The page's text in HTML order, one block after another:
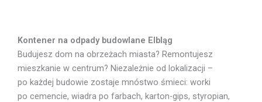
Kontener na odpady budowlane Elbląg
Budujesz dom na obrzeżach miasta? Remontujesz
mieszkanie w centrum? Niezależnie od lokalizacji –
po każdej budowie zostaje mnóstwo śmieci: worki
po cemencie, wiadra po farbach, karton-gips, styropian,